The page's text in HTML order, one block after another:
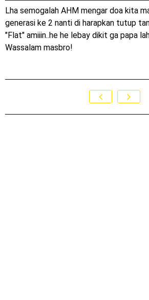
Lha semogalah AHM mengar doa kita
generasi ke 2 nanti di harapkan tutup
"Flat" amiiin..he he lebay dikit ga papa
Wassalam masbro!